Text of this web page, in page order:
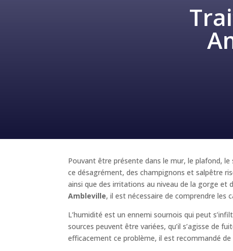
Pouvant être présente dans le mur, le plafond, le
ce désagrément, des champignons et salpêtre
ainsi que des irritations au niveau de la gorge et
Ambleville, il est nécessaire de comprendre les
L’humidité est un ennemi sournois qui peut
sources peuvent être variées, qu’il s’agisse de
efficacement ce problème, il est recommandé